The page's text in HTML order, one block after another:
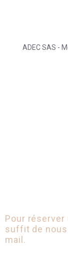
ADEC SAS -
Pour réserver
suffit de nous
mail.